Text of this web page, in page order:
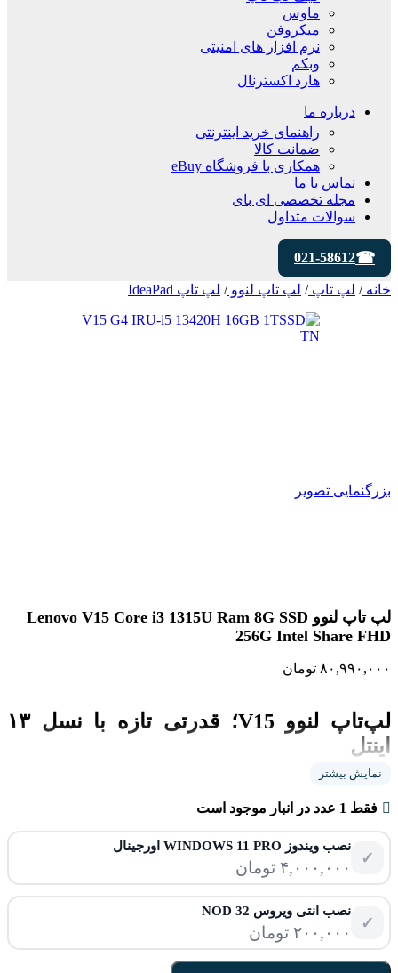
ماوس
میکروفن
نرم افزار های امنیتی
وبکم
هارد اکسترنال
درباره ما
راهنمای خرید اینترنتی
ضمانت کالا
همکاری با فروشگاه eBuy
تماس با ما
مجله تخصصی ای‌ بای
سوالات متداول
021-58612
خانه/ لپ تاپ/ لپ تاپ لنوو/ لپ تاپ IdeaPad
بزرگنمایی تصویر
لپ تاپ لنوو Lenovo V15 Core i3 1315U Ram 8G SSD
256G Intel Share FHD
۸۰,۹۹۰,۰۰۰ تومان
لپ‌تاپ لنوو V15؛ قدرتی تازه با نسل ۱۳
اینتل
مشخصات فنی کلیدی
Lenovo V15مجهز به پردازنده
سیزدهم) با ۶ هسته و ۸ رشته، فرکانس بوست تا ۴.۵ گیگاهرتز و
عملکردی تا ۳۰٪ روان‌تر از نسل قبل ارائه می‌دهد.
حافظه و ذخیره‌سازی
نمایش بیشتر
فقط 1 عدد در انبار موجود است
✓
نصب ویندوز WINDOWS 11 PRO اورجینال
۴,۰۰۰,۰۰۰ تومان
✓
نصب انتی ویروس NOD 32
۲۰۰,۰۰۰ تومان